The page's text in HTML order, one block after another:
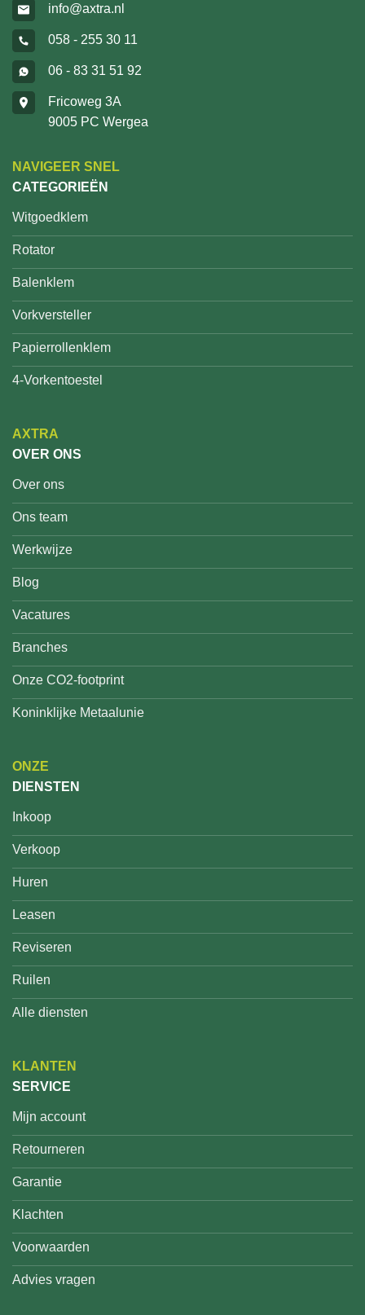
info@axtra.nl
058 - 255 30 11
06 - 83 31 51 92
Fricoweg 3A
9005 PC Wergea
NAVIGEER SNEL
CATEGORIEËN
Witgoedklem
Rotator
Balenklem
Vorkversteller
Papierrollenklem
4-Vorkentoestel
AXTRA
OVER ONS
Over ons
Ons team
Werkwijze
Blog
Vacatures
Branches
Onze CO2-footprint
Koninklijke Metaalunie
ONZE
DIENSTEN
Inkoop
Verkoop
Huren
Leasen
Reviseren
Ruilen
Alle diensten
KLANTEN
SERVICE
Mijn account
Retourneren
Garantie
Klachten
Voorwaarden
Advies vragen